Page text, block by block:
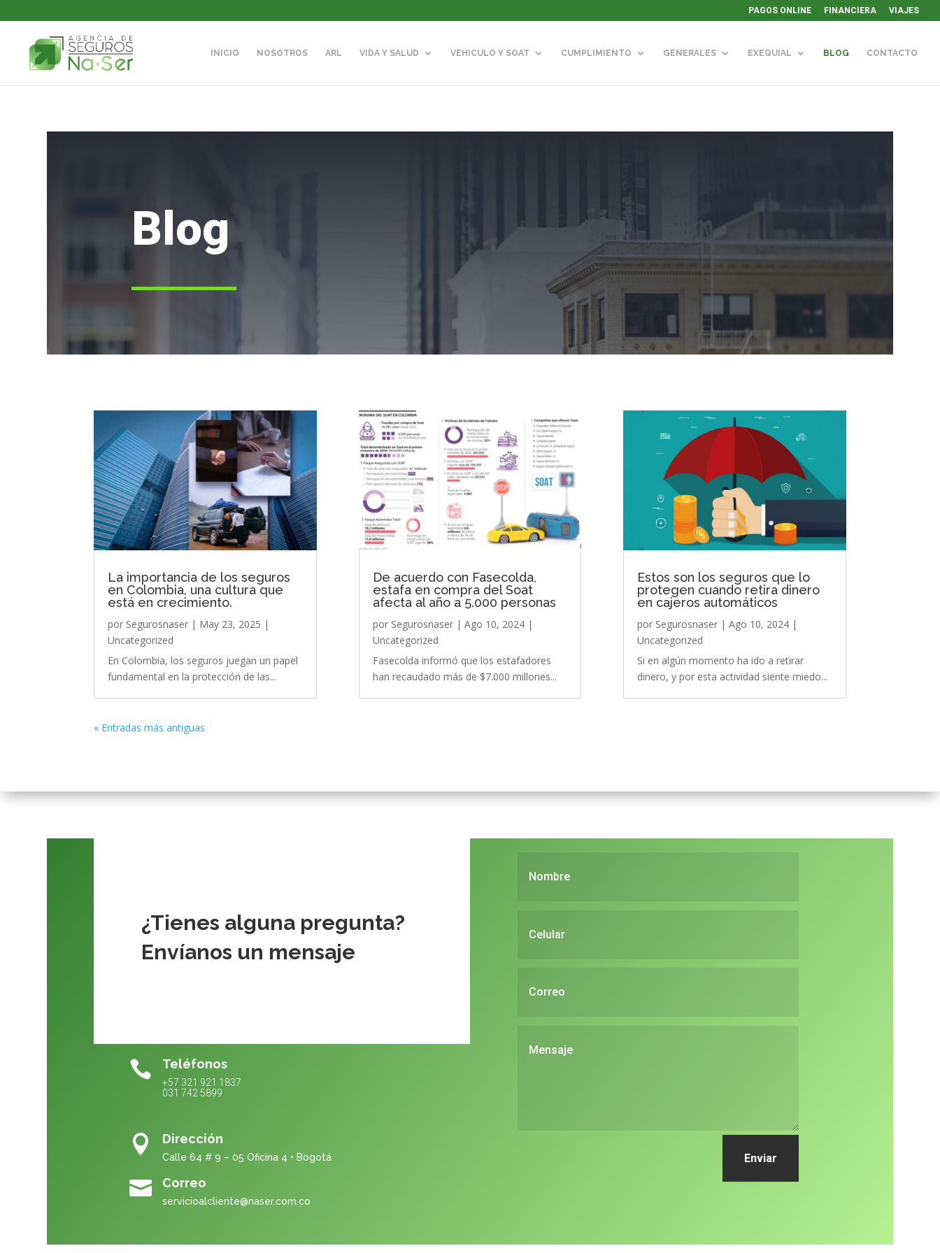
PAGOS ONLINE FINANCIERA VIAJES
INICIO NOSOTROS ARL VIDA Y SALUD VEHICULO Y SOAT CUMPLIMIENTO GENERALES EXEQUIAL BLOG CONTACTO
Blog
La importancia de los seguros
en Colombia, una cultura que
está en crecimiento.
por Segurosnaser | May 23, 2025 |
Uncategorized
En Colombia, los seguros juegan un papel
fundamental en la protección de las...
De acuerdo con Fasecolda,
estafa en compra del Soat
afecta al año a 5.000 personas
por Segurosnaser| Ago 10, 2024|
Uncategorized
Fasecolda informó que los estafadores
han recaudado más de $7.000 millones...
Estos son los seguros que lo
protegen cuando retira dinero
en cajeros automáticos
por Segurosnaser| Ago 10, 2024|
Uncategorized
Si en algún momento ha ido a retirar
dinero, y por esta actividad siente miedo...
« Entradas más antiguas
¿Tienes alguna pregunta?
Envíanos un mensaje
 Teléfonos
+57 321 921 1837
031 742 5899
 Dirección
Calle 64 # 9 – 05 Oficina 4 • Bogotá
 Correo
servicioalcliente@naser.com.co
Enviar